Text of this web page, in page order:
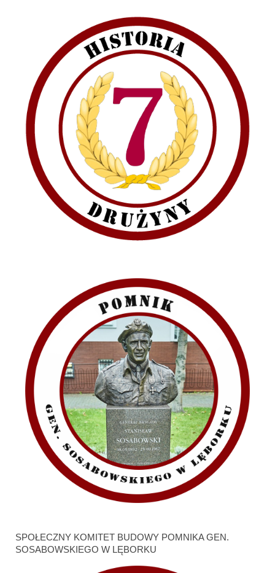
SPOŁECZNY KOMITET BUDOWY POMNIKA GEN.
SOSABOWSKIEGO W LĘBORKU